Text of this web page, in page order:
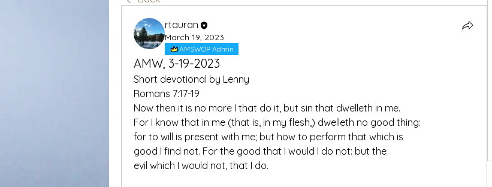
rtauran
March 19, 2023
AMSWOP Admin
AMW, 3-19-2023
Short devotional by Lenny
Romans 7:17-19
Now then it is no more I that do it, but sin that dwelleth in me.
For I know that in me (that is, in my flesh,) dwelleth no good thing:
for to will is present with me; but how to perform that which is
good I find not. For the good that I would I do not: but the
evil which I would not, that I do.